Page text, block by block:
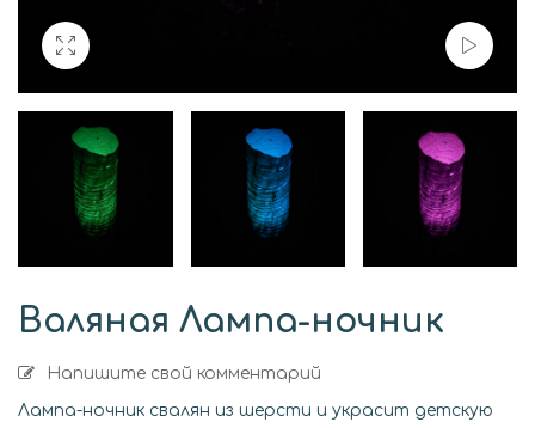
Валяная Лампа-ночник
Напишите свой комментарий
Лампа-ночник свалян из шерсти и украсит детскую